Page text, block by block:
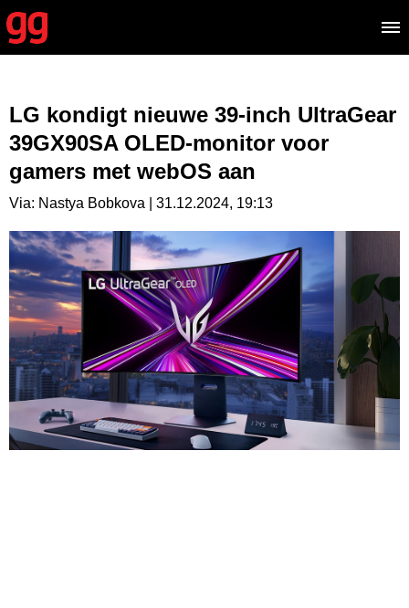
LG kondigt nieuwe 39-inch UltraGear
39GX90SA OLED-monitor voor
gamers met webOS aan
Via: Nastya Bobkova | 31.12.2024, 19:13